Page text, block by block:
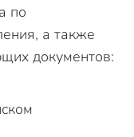
по
а также
документов: